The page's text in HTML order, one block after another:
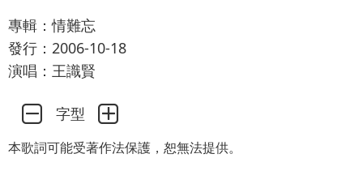
專輯：情難忘
發行：2006-10-18
演唱：王識賢
字型
本歌詞可能受著作法保護，恕無法提供。